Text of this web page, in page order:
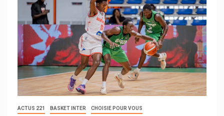
ACTUS 221 BASKET INTER CHOISIE POUR VOUS